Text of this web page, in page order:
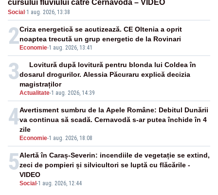
cursului fluviului către Cernavodă – VIDEO
Social ·1 aug. 2026, 13:38
2 Economie-1 aug. 2026, 13:41
Criza energetică se acutizează. CE Oltenia a oprit
noaptea trecută un grup energetic de la Rovinari
3
Actualitate-1 aug. 2026, 14:39
Lovitură după lovitură pentru blonda lui Coldea în
dosarul drogurilor. Alessia Păcuraru explică decizia
magistraților
4
Economie-1 aug. 2026, 18:08
Avertisment sumbru de la Apele Române: Debitul Dunării
va continua să scadă. Cernavodă s-ar putea închide în 4
zile
5
Social -1 aug. 2026, 12:44
Alertă în Caraș-Severin: incendiile de vegetație se extind,
zeci de pompieri și silvicultori se luptă cu flăcările -
VIDEO